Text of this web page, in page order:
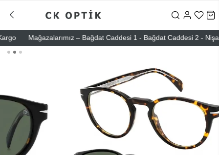
Mağazalarımız – Bağdat Caddesi 1 - Bağdat Caddesi 2 -